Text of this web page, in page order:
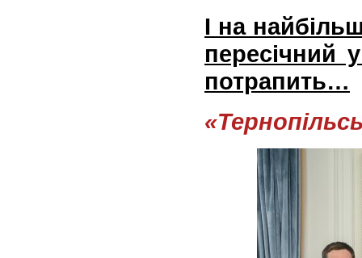
І на
пересічний
потрапить…